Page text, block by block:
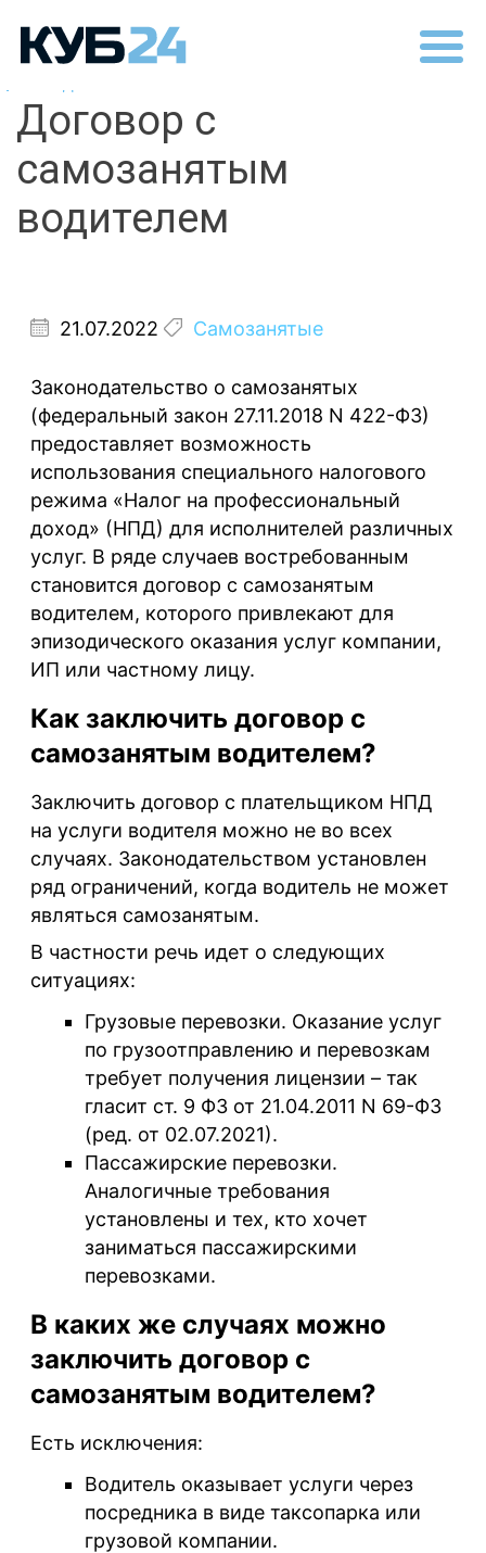
Договор с
самозанятым
водителем
21.07.2022 Самозанятые
Законодательство о самозанятых
(федеральный закон 27.11.2018 N 422-ФЗ)
предоставляет возможность
использования специального налогового
режима «Налог на профессиональный
доход» (НПД) для исполнителей различных
услуг. В ряде случаев востребованным
становится договор с самозанятым
водителем, которого привлекают для
эпизодического оказания услуг компании,
ИП или частному лицу.
Как заключить договор с
самозанятым водителем?
Заключить договор с плательщиком НПД
на услуги водителя можно не во всех
случаях. Законодательством установлен
ряд ограничений, когда водитель не может
являться самозанятым.
В частности речь идет о следующих
ситуациях:
Грузовые перевозки. Оказание услуг
по грузоотправлению и перевозкам
требует получения лицензии – так
гласит ст. 9 ФЗ от 21.04.2011 N 69-ФЗ
(ред. от 02.07.2021).
Пассажирские перевозки.
Аналогичные требования
установлены и тех, кто хочет
заниматься пассажирскими
перевозками.
В каких же случаях можно
заключить договор с
самозанятым водителем?
Есть исключения:
Водитель оказывает услуги через
посредника в виде таксопарка или
грузовой компании.